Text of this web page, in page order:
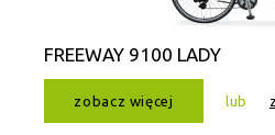
FREEWAY 9100 LADY
zobacz więcej lub